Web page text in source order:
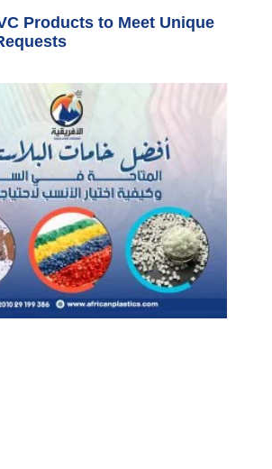
Products to Meet Unique